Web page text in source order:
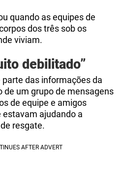
quando as equipes de
dos três sob os
viviam.
debilitado”
das informações da
de um grupo de mensagens
de equipe e amigos
estavam ajudando a
resgate.